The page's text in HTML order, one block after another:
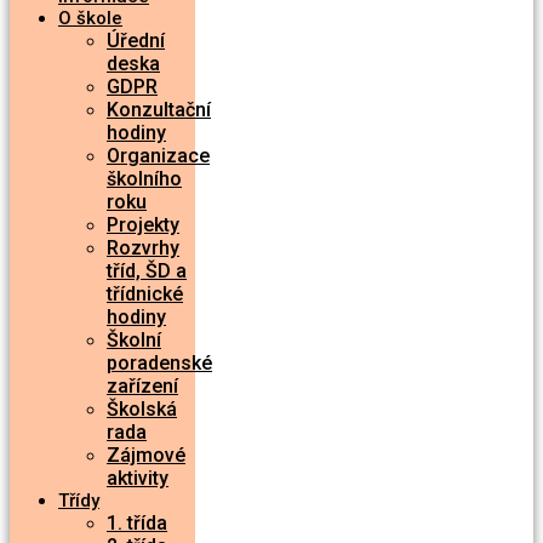
O škole
Úřední
deska
GDPR
Konzultační
hodiny
Organizace
školního
roku
Projekty
Rozvrhy
tříd, ŠD a
třídnické
hodiny
Školní
poradenské
zařízení
Školská
rada
Zájmové
aktivity
Třídy
1. třída